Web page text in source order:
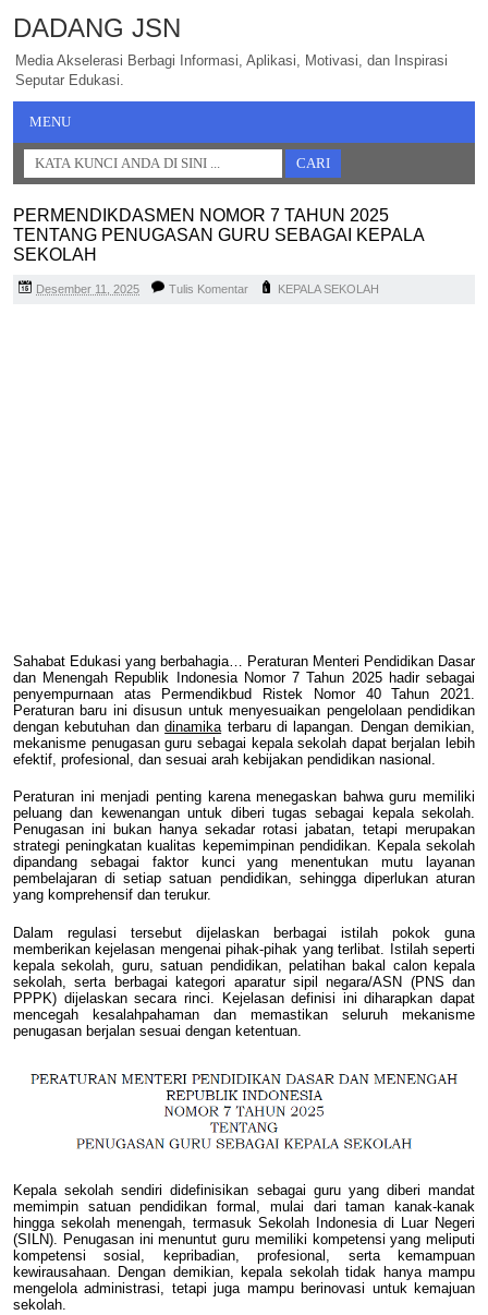
DADANG JSN
Media Akselerasi Berbagi Informasi, Aplikasi, Motivasi, dan Inspirasi
Seputar Edukasi.
MENU
PERMENDIKDASMEN NOMOR 7 TAHUN 2025
TENTANG PENUGASAN GURU SEBAGAI KEPALA
SEKOLAH
Desember 11, 2025 Tulis Komentar KEPALA SEKOLAH
Sahabat Edukasi yang berbahagia… Peraturan Menteri Pendidikan Dasar
dan Menengah Republik Indonesia Nomor 7 Tahun 2025 hadir sebagai
penyempurnaan atas Permendikbud Ristek Nomor 40 Tahun 2021.
Peraturan baru ini disusun untuk menyesuaikan pengelolaan pendidikan
dengan kebutuhan dandinamika terbaru di lapangan. Dengan demikian,
mekanisme penugasan guru sebagai kepala sekolah dapat berjalan lebih
efektif, profesional, dan sesuai arah kebijakan pendidikan nasional.
Peraturan ini menjadi penting karena menegaskan bahwa guru memiliki
peluang dan kewenangan untuk diberi tugas sebagai kepala sekolah.
Penugasan ini bukan hanya sekadar rotasi jabatan, tetapi merupakan
strategi peningkatan kualitas kepemimpinan pendidikan. Kepala sekolah
dipandang sebagai faktor kunci yang menentukan mutu layanan
pembelajaran di setiap satuan pendidikan, sehingga diperlukan aturan
yang komprehensif dan terukur.
Dalam regulasi tersebut dijelaskan berbagai istilah pokok guna
memberikan kejelasan mengenai pihak-pihak yang terlibat. Istilah seperti
kepala sekolah, guru, satuan pendidikan, pelatihan bakal calon kepala
sekolah, serta berbagai kategori aparatur sipil negara/ASN (PNS dan
PPPK) dijelaskan secara rinci. Kejelasan definisi ini diharapkan dapat
mencegah kesalahpahaman dan memastikan seluruh mekanisme
penugasan berjalan sesuai dengan ketentuan.
Kepala sekolah sendiri didefinisikan sebagai guru yang diberi mandat
memimpin satuan pendidikan formal, mulai dari taman kanak-kanak
hingga sekolah menengah, termasuk Sekolah Indonesia di Luar Negeri
(SILN). Penugasan ini menuntut guru memiliki kompetensi yang meliputi
kompetensi sosial, kepribadian, profesional, serta kemampuan
kewirausahaan. Dengan demikian, kepala sekolah tidak hanya mampu
mengelola administrasi, tetapi juga mampu berinovasi untuk kemajuan
sekolah.